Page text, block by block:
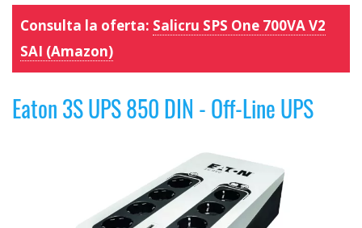
Consulta la oferta: Salicru SPS One 700VA V2
SAI (Amazon)
Eaton 3S UPS 850 DIN - Off-Line UPS